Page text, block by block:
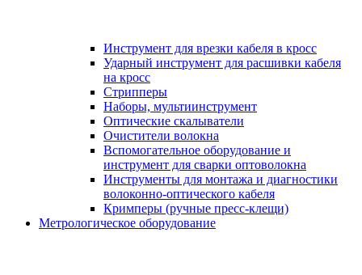
Инструмент для врезки кабеля в кросс
Ударный инструмент для расшивки кабеля
на кросс
Стрипперы
Наборы, мультиинструмент
Оптические скалыватели
Очистители волокна
Вспомогательное оборудование и
инструмент для сварки оптоволокна
Инструменты для монтажа и диагностики
волоконно-оптического кабеля
Кримперы (ручные пресс-клещи)
Метрологическое оборудование